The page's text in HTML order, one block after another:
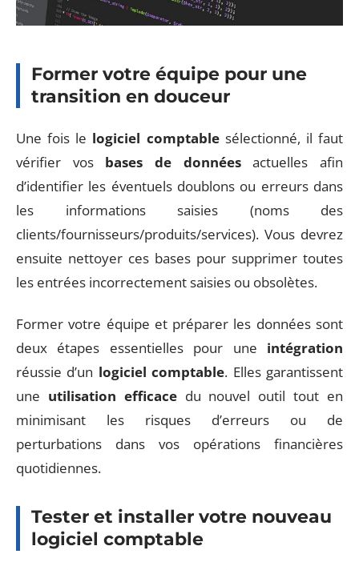
Former votre équipe pour une
transition en douceur
Une fois le logiciel comptablesélectionné, il faut
vérifier vos bases de donnéesactuelles afin
d’identifier les éventuels doublons ou erreurs dans
les informations saisies (noms des
clients/fournisseurs/produits/services). Vous devrez
ensuite nettoyer ces bases pour supprimer toutes
les entrées incorrectement saisies ou obsolètes.
Former votre équipe et préparer les données sont
deux étapes essentielles pour une intégration
réussie d’un logiciel comptable. Elles garantissent
une utilisation efficacedu nouvel outil tout en
minimisant les risques d’erreurs ou de
perturbations dans vos opérations financières
quotidiennes.
Tester et installer votre nouveau
logiciel comptable